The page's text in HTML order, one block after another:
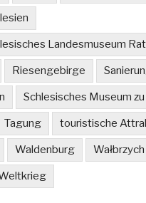
Landesmuseum
Riesengebirge
Schlesisches Museum
Tagung touristische
Waldenburg Wałbrzych